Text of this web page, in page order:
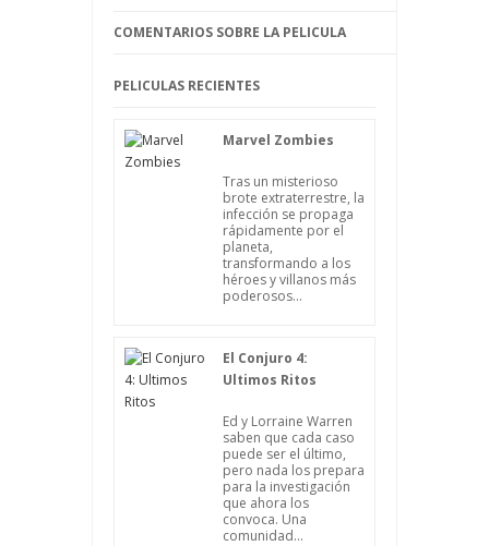
donde Nash pierde el juicio por
la ficción, por lo que tuvo que alejarse de
COMENTARIOS SOBRE LA PELICULA
PELICULAS RECIENTES
Marvel Zombies
Tras un misterioso
brote extraterrestre, la
infección se propaga
rápidamente por el
planeta,
transformando a los
héroes y villanos más
poderosos...
El Conjuro 4:
Ultimos Ritos
Ed y Lorraine Warren
saben que cada caso
puede ser el último,
pero nada los prepara
para la investigación
que ahora los
convoca. Una
comunidad...